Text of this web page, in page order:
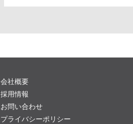
会社概要
採用情報
お問い合わせ
プライバシーポリシー